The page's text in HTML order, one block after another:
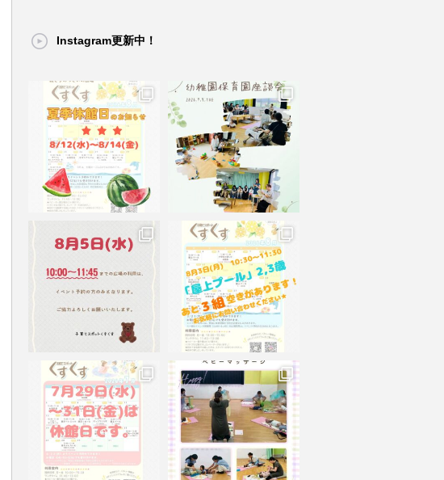
Instagram更新中！